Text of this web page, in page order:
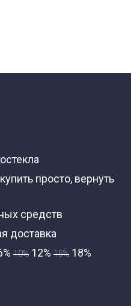
просто, вернуть
средств
доставка
10% 12% 15% 18%